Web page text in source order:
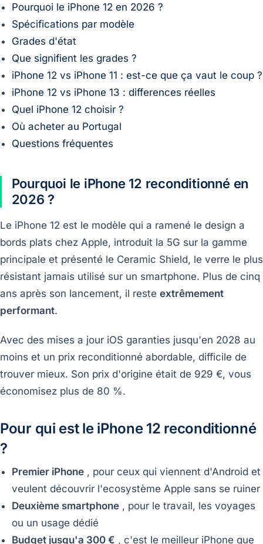
Pourquoi le iPhone 12 en 2026 ?
Spécifications par modèle
Grades d'état
Que signifient les grades ?
iPhone 12 vs iPhone 11 : est-ce que ça vaut le coup ?
iPhone 12 vs iPhone 13 : differences réelles
Quel iPhone 12 choisir ?
Où acheter au Portugal
Questions fréquentes
Pourquoi le iPhone 12 reconditionné en
2026 ?
Le iPhone 12 est le modèle qui a ramené le design a
bords plats chez Apple, introduit la 5G sur la gamme
principale et présenté le Ceramic Shield, le verre le plus
résistant jamais utilisé sur un smartphone. Plus de cinq
ans après son lancement, il reste extrêmement
performant.
Avec des mises a jour iOS garanties jusqu'en 2028 au
moins et un prix reconditionné abordable, difficile de
trouver mieux. Son prix d'origine était de 929 €, vous
économisez plus de 80 %.
Pour qui est le iPhone 12 reconditionné
?
Premier iPhone , pour ceux qui viennent d'Android et
veulent découvrir l'ecosystème Apple sans se ruiner
Deuxième smartphone , pour le travail, les voyages
ou un usage dédié
Budget jusqu'a 300 € , c'est le meilleur iPhone que